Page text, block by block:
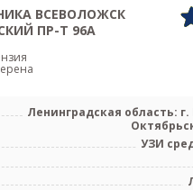
ВСЕВОЛОЖСК
ПР-Т 96А
Ленинградская область:
УЗИ